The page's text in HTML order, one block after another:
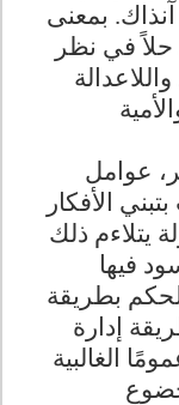
بمعنى
حلاً في نظر
عوامل
الأفكار
يتلاءم ذلك
فيها
بطريقة
إدارة
الغالبية